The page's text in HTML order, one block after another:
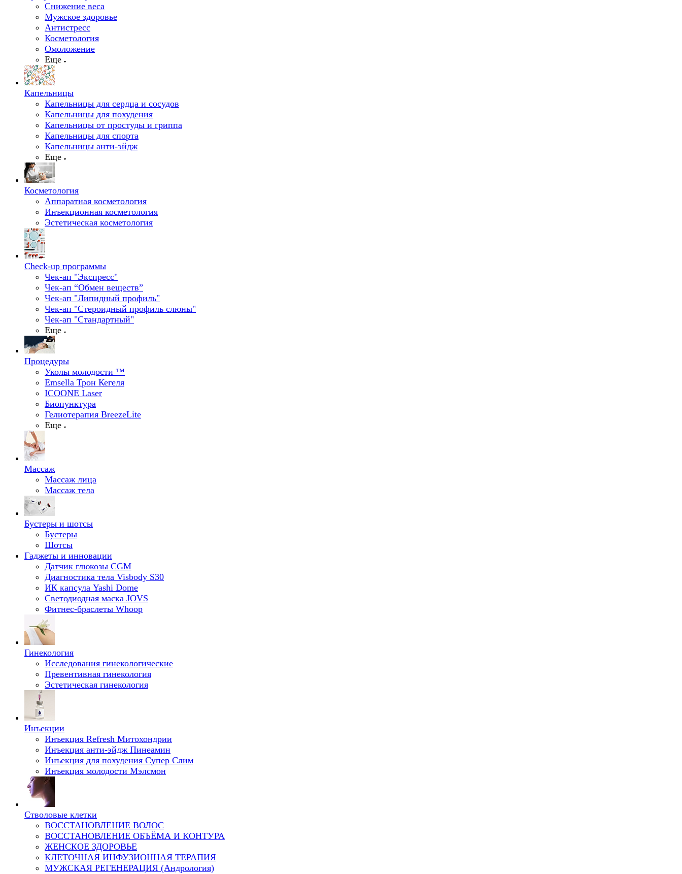
Снижение веса
Мужское здоровье
Антистресс
Косметология
Омоложение
Еще
Капельницы
Капельницы для сердца и сосудов
Капельницы для похудения
Капельницы от простуды и гриппа
Капельницы для спорта
Капельницы анти-эйдж
Еще
Косметология
Аппаратная косметология
Инъекционная косметология
Эстетическая косметология
Check-up программы
Чек-ап "Экспресс"
Чек-ап “Обмен веществ”
Чек-ап "Липидный профиль"
Чек-ап "Стероидный профиль слюны"
Чек-ап "Стандартный"
Еще
Процедуры
Уколы молодости ™
Emsella Трон Кегеля
ICOONE Laser
Биопунктура
Гелиотерапия BreezeLite
Еще
Массаж
Массаж лица
Массаж тела
Бустеры и шотсы
Бустеры
Шотсы
Гаджеты и инновации
Датчик глюкозы CGM
Диагностика тела Visbody S30
ИК капсула Yashi Dome
Светодиодная маска JOVS
Фитнес-браслеты Whoop
Гинекология
Исследования гинекологические
Превентивная гинекология
Эстетическая гинекология
Инъекции
Инъекция Refresh Митохондрии
Инъекция анти-эйдж Пинеамин
Инъекция для похудения Супер Слим
Инъекция молодости Мэлсмон
Стволовые клетки
ВОССТАНОВЛЕНИЕ ВОЛОС
ВОССТАНОВЛЕНИЕ ОБЪЁМА И КОНТУРА
ЖЕНСКОЕ ЗДОРОВЬЕ
КЛЕТОЧНАЯ ИНФУЗИОННАЯ ТЕРАПИЯ
МУЖСКАЯ РЕГЕНЕРАЦИЯ (Андрология)